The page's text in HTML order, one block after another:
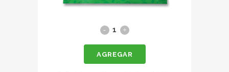
Arándanos
1
AGREGAR